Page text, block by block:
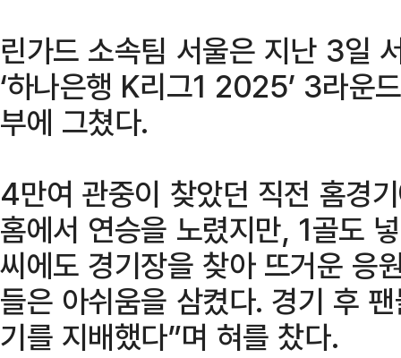
린가드 소속팀 서울은 지난 3일
‘하나은행 K리그1 2025’ 3라운
부에 그쳤다.
4만여 관중이 찾았던 직전 홈경
홈에서 연승을 노렸지만, 1골도
씨에도 경기장을 찾아 뜨거운
들은 아쉬움을 삼켰다. 경기 후
기를 지배했다”며 혀를 찼다.